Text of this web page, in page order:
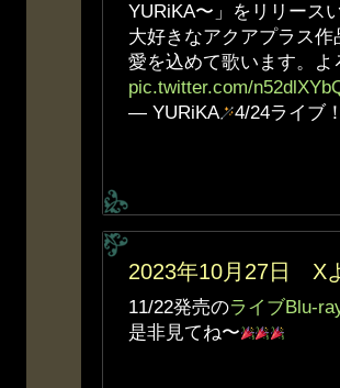
YURiKA〜」をリリース
大好きなアクアプラス
愛を込めて歌います。
pic.twitter.com/
— YURiKA
4/24ライブ
2023年10月27日 X
11/22発売のライブBlu-
是非見てね〜